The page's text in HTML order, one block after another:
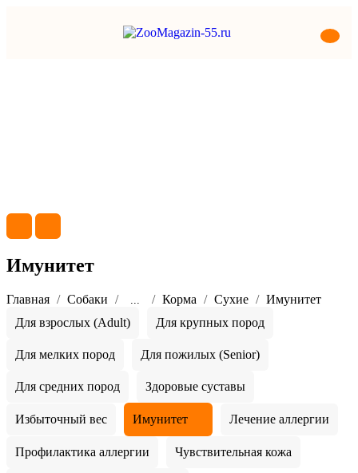
Имунитет
Главная Собаки Корма Сухие
Имунитет
Для взрослых (Adult)
Для крупных пород
Для мелких пород Для пожилых (Senior)
Для средних пород Здоровые суставы
Избыточный вес Имунитет Лечение аллергии
Профилактика аллергии Чувствительная кожа